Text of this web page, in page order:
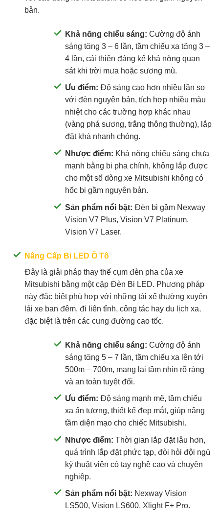
bản.
Khả năng chiếu sáng: Cường độ ánh
sáng tăng 3 – 6 lần, tầm chiếu xa tăng 3 –
4 lần, cải thiện đáng kể khả năng quan
sát khi trời mưa hoặc sương mù.
Ưu điểm: Độ sáng cao hơn nhiều lần so
với đèn nguyên bản, tích hợp nhiều màu
nhiệt cho các trường hợp khác nhau
(vàng phá sương, trắng thông thường), lắp
đặt khá nhanh chóng.
Nhược điểm: Khả năng chiếu sáng chưa
mạnh bằng bi pha chính, không lắp được
cho một số dòng xe Mitsubishi không có
hốc bi gầm nguyên bản.
Sản phẩm nổi bật: Đèn bi gầm Nexway
Vision V7 Plus, Vision V7 Platinum,
Vision V7 Laser.
Nâng Cấp Bi LED Ô Tô
Đây là giải pháp thay thế cụm đèn pha của xe
Mitsubishi bằng một cặp Đèn Bi LED. Phương pháp
này đặc biệt phù hợp với những tài xế thường xuyên
lái xe ban đêm, đi liên tỉnh, công tác hay du lịch xa,
đặc biệt là trên các cung đường cao tốc.
Khả năng chiếu sáng: Cường độ ánh
sáng tăng 5 – 7 lần, tầm chiếu xa lên tới
500m – 700m, mang lại tầm nhìn rõ ràng
và an toàn tuyệt đối.
Ưu điểm: Độ sáng mạnh mẽ, tầm chiếu
xa ấn tượng, thiết kế đẹp mắt, giúp nâng
tầm diện mạo cho chiếc Mitsubishi.
Nhược điểm: Thời gian lắp đặt lâu hơn,
quá trình lắp đặt phức tạp, đòi hỏi đội ngũ
kỹ thuật viên có tay nghề cao và chuyên
nghiệp.
Sản phẩm nổi bật: Nexway Vision
LS500, Vision LS600, Xlight F+ Pro.